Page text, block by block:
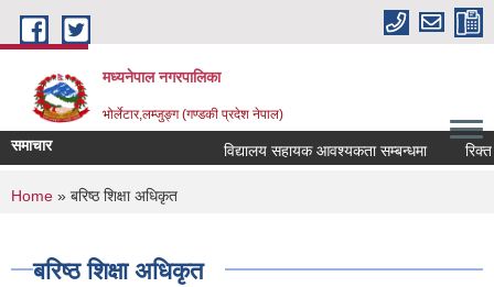
Skip to main content
मध्यनेपाल नगरपालिका
भोर्लेटार,लम्जुङ्ग (गण्डकी प्रदेश नेपाल)
समाचार विद्यालय सहायक आवश्यकता सम्बन्धमा रिक्त
You are here
Home » बरिष्ठ शिक्षा अधिकृत
बरिष्ठ शिक्षा अधिकृत